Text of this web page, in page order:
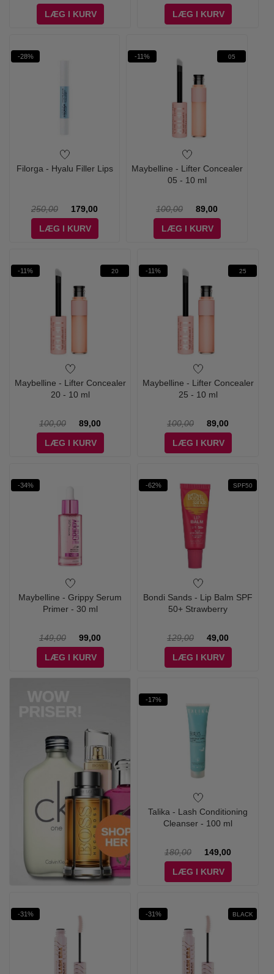
LÆG I KURV
LÆG I KURV
-28%
Filorga - Hyalu Filler Lips
250,00
179,00
LÆG I KURV
-11% 05
Maybelline - Lifter Concealer
05 - 10 ml
100,00
89,00
LÆG I KURV
-11% 20
Maybelline - Lifter Concealer
20 - 10 ml
100,00
89,00
LÆG I KURV
-11% 25
Maybelline - Lifter Concealer
25 - 10 ml
100,00
89,00
LÆG I KURV
-34%
Maybelline - Grippy Serum
Primer - 30 ml
149,00
99,00
LÆG I KURV
-62% SPF50
Bondi Sands - Lip Balm SPF
50+ Strawberry
129,00
49,00
LÆG I KURV
-17%
Talika - Lash Conditioning
Cleanser - 100 ml
180,00
149,00
LÆG I KURV
-31% -31% BLACK